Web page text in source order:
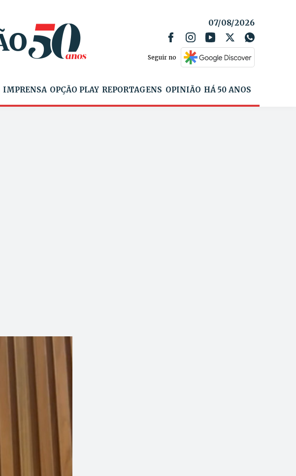
07/08/2026
Seguir no
IMPRENSA OPÇÃO PLAY REPORTAGENS OPINIÃO HÁ 50 ANOS